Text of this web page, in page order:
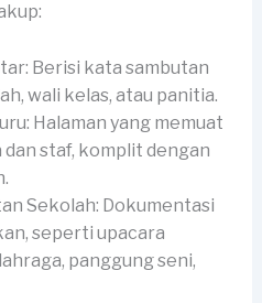
Berisi kata sambutan
wali kelas, atau panitia.
Halaman yang memuat
staf, komplit dengan
Sekolah: Dokumentasi
seperti upacara
panggung seni,